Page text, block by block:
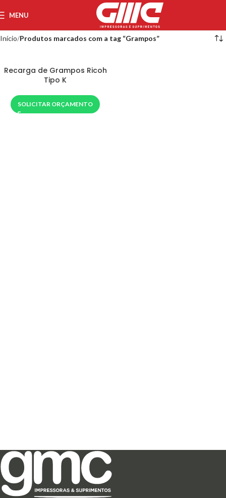
MENU
Início Produtos marcados com a tag “Grampos”
Recarga de Grampos Ricoh
Tipo K
SOLICITAR ORÇAMENTO